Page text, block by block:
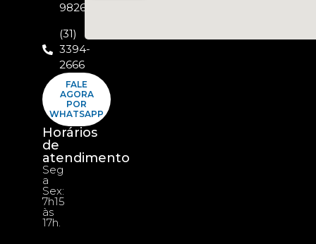
9826
(31)
3394-
2666
FALE
AGORA
POR
WHATSAPP
Horários
de
atendimento
Seg
a
Sex:
7h15
às
17h.